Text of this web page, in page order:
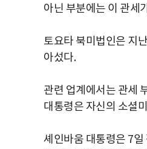
아닌 부분에는 이 관세
토요타 북미법인은 지
아섰다.
관련 업계에서는 관세
대통령은 자신의 소셜
셰인바움 대통령은 7